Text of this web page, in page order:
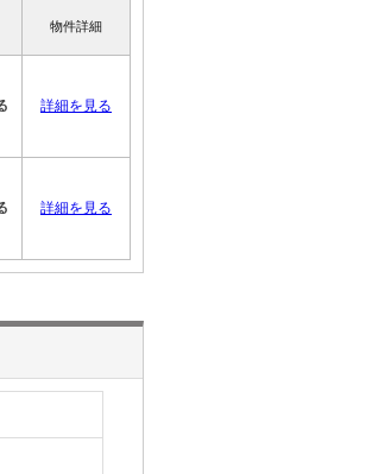
物件詳細
詳細を見る
詳細を見る